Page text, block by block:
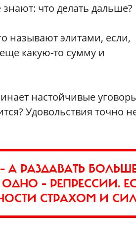
что делать дальше?
называют элитами, если,
какую-то сумму и
настойчивые
Удовольствия точно
А РАЗДАВАТЬ
ОДНО – РЕПРЕССИИ.
СТРАХОМ И